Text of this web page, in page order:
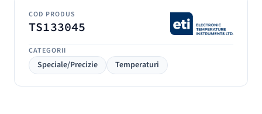
COD PRODUS
TS133045
CATEGORII
Speciale/Precizie Temperaturi